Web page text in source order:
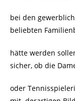
bei den
beliebten
hätte werden
sicher, ob die
oder